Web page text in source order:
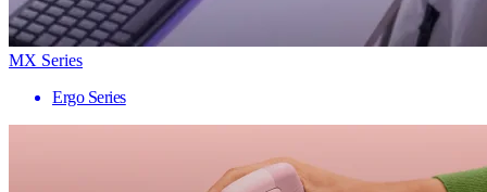
MX Series
Ergo Series